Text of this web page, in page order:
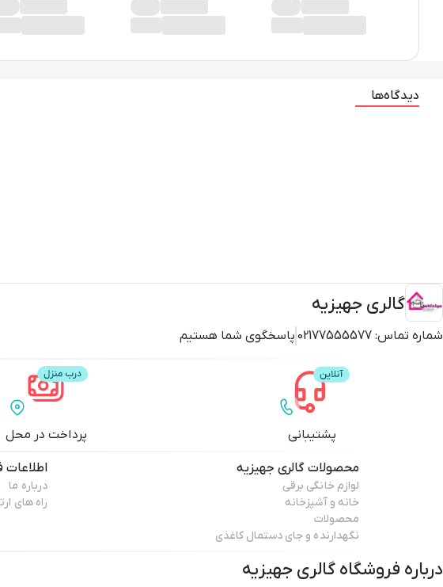
دیدگاه‌ها
گالری جهیزیه
شماره تماس: 02177555577 پاسخگوی شما هستیم
پشتیبانی پرداخت در محل
محصولات گالری جهیزیه
لوازم خانگی برقی
خانه و آشپزخانه
محصولات
نگهدارنده و جای دستمال کاغذی
اطلاعات
درباره ما
راه های
درباره فروشگاه گالری جهیزیه